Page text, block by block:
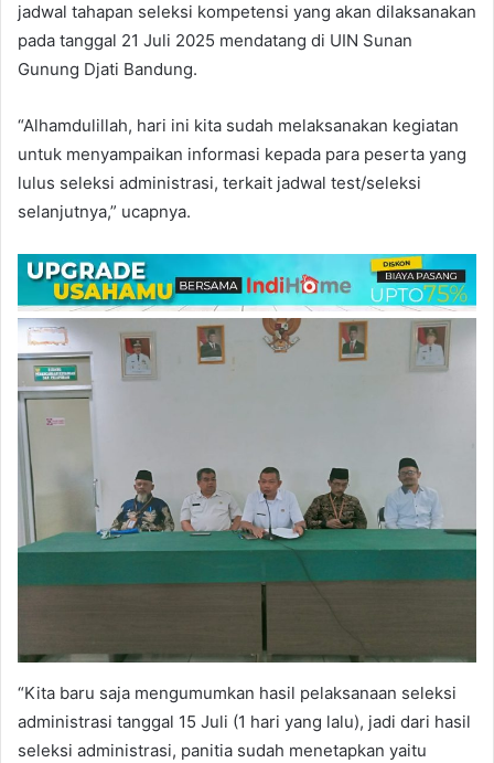
jadwal tahapan seleksi kompetensi yang akan dilaksanakan
pada tanggal 21 Juli 2025 mendatang di UIN Sunan
Gunung Djati Bandung.
“Alhamdulillah, hari ini kita sudah melaksanakan kegiatan
untuk menyampaikan informasi kepada para peserta yang
lulus seleksi administrasi, terkait jadwal test/seleksi
selanjutnya,” ucapnya.
“Kita baru saja mengumumkan hasil pelaksanaan seleksi
administrasi tanggal 15 Juli (1 hari yang lalu), jadi dari hasil
seleksi administrasi, panitia sudah menetapkan yaitu